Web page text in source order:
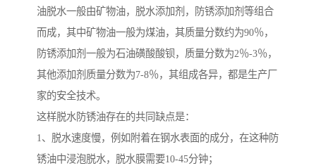
油脱水一般由矿物油，脱水添加剂，防锈添加剂等组合
而成，其中矿物油一般为煤油，其质量分数约为90％，
防锈添加剂一般为石油磺酸酸钡，质量分数为2％-3％，
其他添加剂质量分数为7-8％，其组成各异，都是生产厂
家的安全技术。
这样脱水防锈油存在的共同缺点是：
1、脱水速度慢，例如附着在钢水表面的成分，在这种防
锈油中浸泡脱水，脱水膜需要10-45分钟；